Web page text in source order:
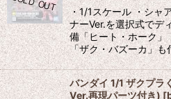
絞り込
・1/1スケール ・シャ
ナーVer.を選択式でデ
備「ヒート・ホーク
「ザク・バズーカ」
バンダイ 1/1 ザクプラ
Ver.再現パーツ付き) [